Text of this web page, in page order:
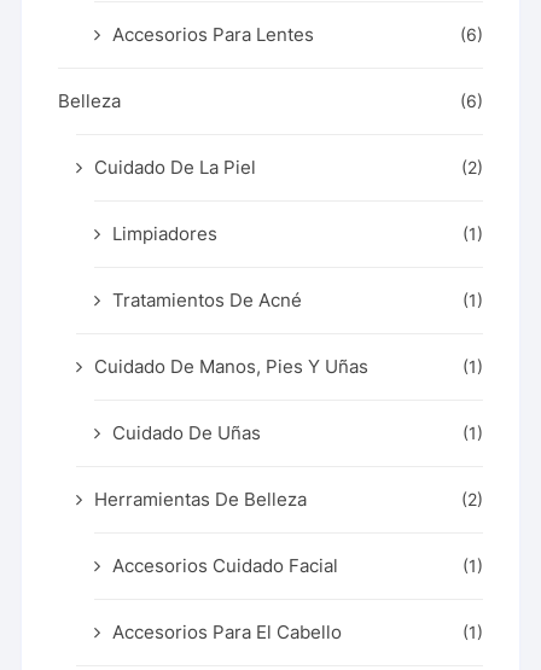
Accesorios Para Lentes (6)
Belleza (6)
Cuidado De La Piel (2)
Limpiadores (1)
Tratamientos De Acné (1)
Cuidado De Manos, Pies Y Uñas (1)
Cuidado De Uñas (1)
Herramientas De Belleza (2)
Accesorios Cuidado Facial (1)
Accesorios Para El Cabello (1)